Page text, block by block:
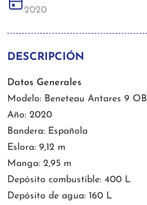
2020
DESCRIPCIÓN
Datos Generales
Modelo: Beneteau Antares 9 OB
Año: 2020
Bandera: Española
Eslora: 9,12 m
Manga: 2,95 m
Depósito combustible: 400 L
Depósito de agua: 160 L